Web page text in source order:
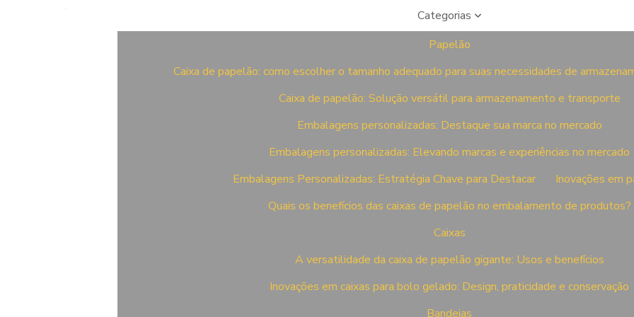
Categorias
Papelão
Caixa de papelão: como escolher o tamanho adequado para suas necessidades de
Caixa de papelão: Solução versátil para armazenamento e transporte
Embalagens personalizadas: Destaque sua marca no mercado
Embalagens personalizadas: Elevando marcas e experiências no mercado
Embalagens Personalizadas: Estratégia Chave para Destacar
Inovações em
Quais os benefícios das caixas de papelão no embalamento de produtos?
Caixas
A versatilidade da caixa de papelão gigante: Usos e benefícios
Inovações em caixas para bolo gelado: Design, praticidade e conservação
Bandejas